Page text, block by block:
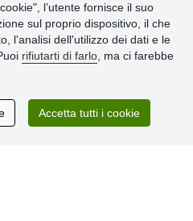
l’utente fornisce il suo
sul proprio dispositivo, il che
l'analisi dell'utilizzo dei dati e le
rifiutarti di farlo , ma ci farebbe
Accetta tutti i cookie